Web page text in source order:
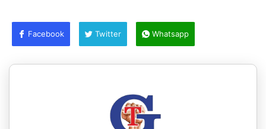
Facebook Twitter Whatsapp